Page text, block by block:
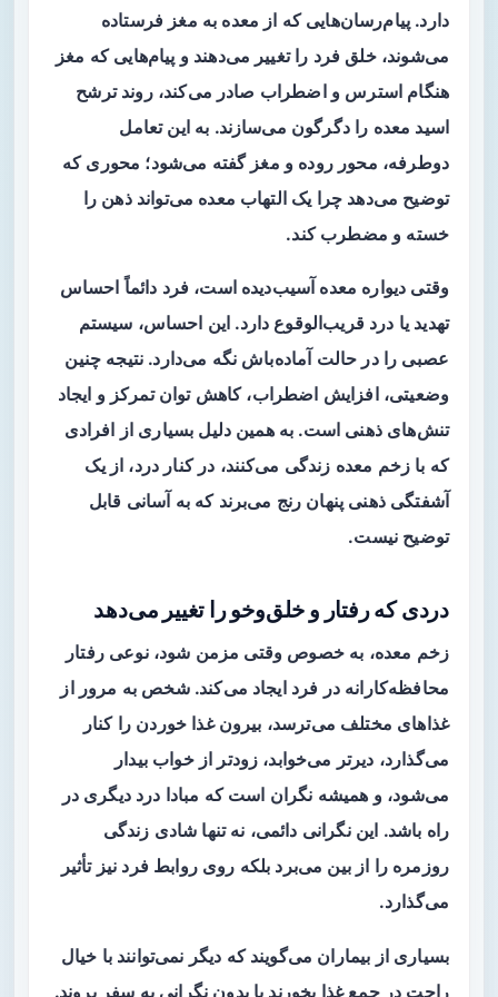
دارد. پیام‌رسان‌هایی که از معده به مغز فرستاده
می‌شوند، خلق فرد را تغییر می‌دهند و پیام‌هایی که مغز
هنگام استرس و اضطراب صادر می‌کند، روند ترشح
اسید معده را دگرگون می‌سازند. به این تعامل
دوطرفه، محور روده و مغز گفته می‌شود؛ محوری که
توضیح می‌دهد چرا یک التهاب معده می‌تواند ذهن را
خسته و مضطرب کند.
وقتی دیواره معده آسیب‌دیده است، فرد دائماً احساس
تهدید یا درد قریب‌الوقوع دارد. این احساس، سیستم
عصبی را در حالت آماده‌باش نگه می‌دارد. نتیجه چنین
وضعیتی، افزایش اضطراب، کاهش توان تمرکز و ایجاد
تنش‌های ذهنی است. به همین دلیل بسیاری از افرادی
که با زخم معده زندگی می‌کنند، در کنار درد، از یک
آشفتگی ذهنی پنهان رنج می‌برند که به آسانی قابل
توضیح نیست.
دردی که رفتار و خلق‌وخو را تغییر می‌دهد
زخم معده، به خصوص وقتی مزمن شود، نوعی رفتار
محافظه‌کارانه در فرد ایجاد می‌کند. شخص به مرور از
غذاهای مختلف می‌ترسد، بیرون غذا خوردن را کنار
می‌گذارد، دیرتر می‌خوابد، زودتر از خواب بیدار
می‌شود، و همیشه نگران است که مبادا درد دیگری در
راه باشد. این نگرانی دائمی، نه تنها شادی زندگی
روزمره را از بین می‌برد بلکه روی روابط فرد نیز تأثیر
می‌گذارد.
بسیاری از بیماران می‌گویند که دیگر نمی‌توانند با خیال
راحت در جمع غذا بخورند یا بدون نگرانی به سفر بروند.